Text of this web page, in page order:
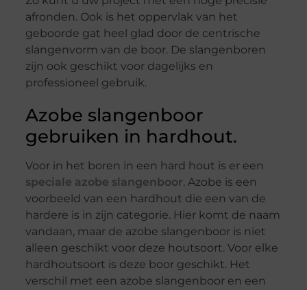
afronden. Ook is het oppervlak van het
geboorde gat heel glad door de centrische
slangenvorm van de boor. De slangenboren
zijn ook geschikt voor dagelijks en
professioneel gebruik.
Azobe slangenboor
gebruiken in hardhout.
Voor in het boren in een hard hout is er een
speciale azobe slangenboor. Azobe is een
voorbeeld van een hardhout die een van de
hardere is in zijn categorie. Hier komt de naam
vandaan, maar de azobe slangenboor is niet
alleen geschikt voor deze houtsoort. Voor elke
hardhoutsoort is deze boor geschikt. Het
verschil met een azobe slangenboor en een